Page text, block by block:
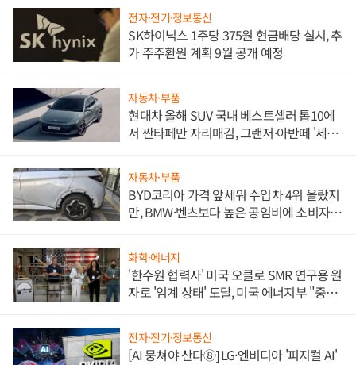
전자·전기·정보통신
SK하이닉스 1주당 375원 현금배당 실시, 추
가 주주환원 계획 9월 공개 예정
자동차·부품
현대차 올해 SUV 국내 베스트셀러 톱10에
서 싼타페만 자리매김, 그랜저·아반떼 '세단
자동차·부품
BYD코리아 가격 앞세워 수입차 4위 올랐지
만, BMW·벤츠보다 높은 공임비에 소비자
화학·에너지
'한수원 협력사' 미국 오클로 SMR 연구용 원
자로 '임계 상태' 도달, 미국 에너지부 "중요
전자·전기·정보통신
[AI 뭉쳐야 산다⑧] LG·엔비디아 '피지컬 AI'